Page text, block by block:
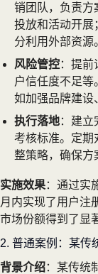
销团队，负责方
投放和活动开展
分利用外部资源
风险管控：提前
户信任度不足等
如加强品牌建设
执行落地：建
考核标准。定期
整策略，确保方
实施效果：通过实
月内实现了用户注
市场份额得到了显
2. 普通案例：某传
背景介绍：某传统